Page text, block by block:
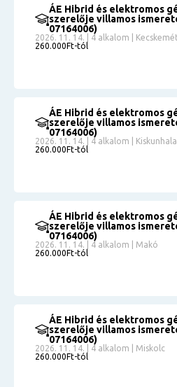
ÁE Hibrid és elektromos
szerelője villamos
07164006)
2026. 11. 14. | 4 alkalom |
260.000Ft-tól
ÁE Hibrid és elektromos
szerelője villamos
07164006)
2026. 11. 14. | 4 alkalom |
260.000Ft-tól
ÁE Hibrid és elektromos
szerelője villamos
07164006)
2026. 11. 14. | 4 alkalom | Makó
260.000Ft-tól
ÁE Hibrid és elektromos
szerelője villamos
07164006)
2026. 11. 14. | 4 alkalom | Miskolc
260.000Ft-tól